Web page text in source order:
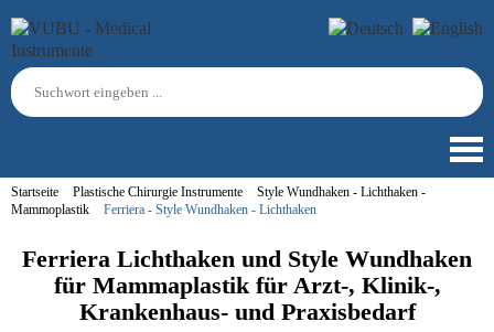
Startseite Plastische Chirurgie Instrumente
Style Wundhaken - Lichthaken -
Mammoplastik
Ferriera - Style Wundhaken - Lichthaken
Ferriera Lichthaken und Style Wundhaken
für Mammaplastik für Arzt-, Klinik-,
Krankenhaus- und Praxisbedarf